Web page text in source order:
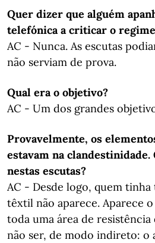
Quer dizer que alguém
telefónica a criticar o
AC - Nunca. As escutas
não serviam de prova.
Qual era o objetivo?
AC - Um dos grandes
Provavelmente, os
estavam na clandestinidade.
nestas escutas?
AC - Desde logo, quem
têxtil não aparece. Aparece
toda uma área de resistência
não ser, de modo indireto: o